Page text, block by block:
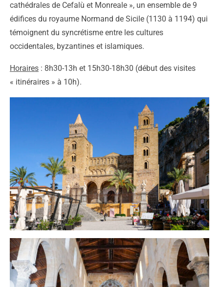
cathédrales de Cefalù et Monreale », un ensemble de 9
édifices du royaume Normand de Sicile (1130 à 1194) qui
témoignent du syncrétisme entre les cultures
occidentales, byzantines et islamiques.
Horaires : 8h30-13h et 15h30-18h30 (début des visites
« itinéraires » à 10h).